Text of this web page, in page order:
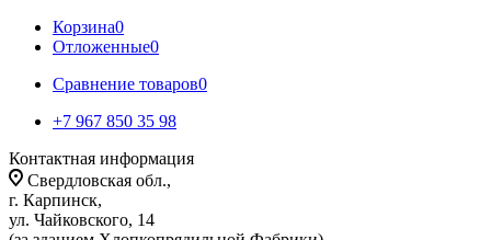
Корзина0
Отложенные0
Сравнение товаров0
+7 967 850 35 98
Контактная информация
Свердловская обл.,
г. Карпинск,
ул. Чайковского, 14